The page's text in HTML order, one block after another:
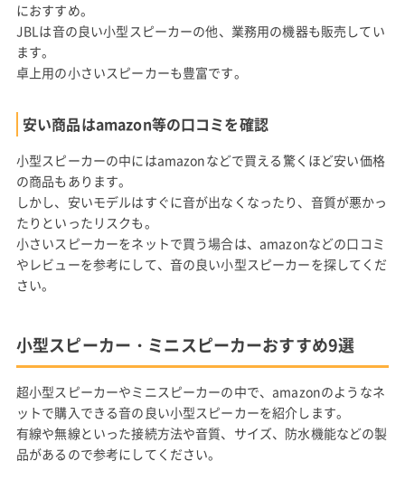
におすすめ。
JBLは音の良い小型スピーカーの他、業務用の機器も販売してい
ます。
卓上用の小さいスピーカーも豊富です。
安い商品はamazon等の口コミを確認
小型スピーカーの中にはamazonなどで買える驚くほど安い価格
の商品もあります。
しかし、安いモデルはすぐに音が出なくなったり、音質が悪かっ
たりといったリスクも。
小さいスピーカーをネットで買う場合は、amazonなどの口コミ
やレビューを参考にして、音の良い小型スピーカーを探してくだ
さい。
小型スピーカー・ミニスピーカーおすすめ9選
超小型スピーカーやミニスピーカーの中で、amazonのようなネ
ットで購入できる音の良い小型スピーカーを紹介します。
有線や無線といった接続方法や音質、サイズ、防水機能などの製
品があるので参考にしてください。